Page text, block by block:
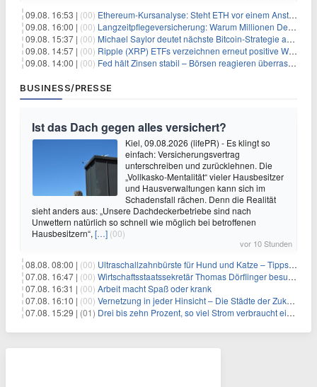
09.08. 16:53 | (00) Ethereum-Kursanalyse: Steht ETH vor einem Anstieg auf 2.000 $?
09.08. 16:00 | (00) Langzeitpflegeversicherung: Warum Millionen Deutsche sie übersehen – und das teuer wird
09.08. 15:37 | (00) Michael Saylor deutet nächste Bitcoin-Strategie an: Analysten erwarten weiteren Verkauf
09.08. 14:57 | (00) Ripple (XRP) ETFs verzeichnen erneut positive Woche, doch neue Bedenken tauchen auf
09.08. 14:00 | (00) Fed hält Zinsen stabil – Börsen reagieren überraschend volatil
BUSINESS/PRESSE
Ist das Dach gegen alles versichert?
Kiel, 09.08.2026 (lifePR) - Es klingt so
einfach: Versicherungsvertrag
unterschreiben und zurücklehnen. Die
„Vollkasko-Mentalität“ vieler Hausbesitzer
und Hausverwaltungen kann sich im
Schadensfall rächen. Denn die Realität
sieht anders aus: „Unsere Dachdeckerbetriebe sind nach
Unwettern natürlich so schnell wie möglich bei betroffenen
Hausbesitzern“, […] (00)
vor 10 Stunden
08.08. 08:00 | (00) Ultraschallzahnbürste für Hund und Katze – Tipps zur erfolgreichen Eingewöhnung
07.08. 16:47 | (00) Wirtschaftsstaatssekretär Thomas Dörflinger besucht Handwerksbetrieb im Kammerbezirk Freiburg
07.08. 16:31 | (00) Arbeit macht Spaß oder krank
07.08. 16:10 | (00) Vernetzung in jeder Hinsicht – Die Städte der Zukunft sind grün-blau
07.08. 15:29 | (01) Drei bis zehn Prozent, so viel Strom verbraucht ein Aufzug im Gebäude